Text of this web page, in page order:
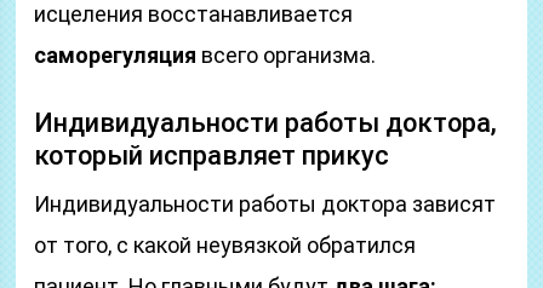
исцеления восстанавливается
саморегуляция всего организма.
Индивидуальности работы доктора,
который исправляет прикус
Индивидуальности работы доктора зависят
от того, с какой неувязкой обратился